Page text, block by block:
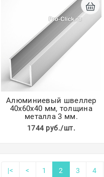
Алюминиевый швеллер
40х60х40 мм, толщина
металла 3 мм.
1744 руб./шт.
|< < 1 2 3 4